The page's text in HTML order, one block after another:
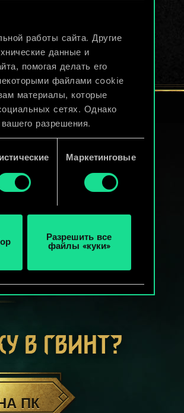
работы сайта. Другие
данные и
помогая делать его
файлами cookie
материалы, которые
сетях. Однако
разрешения.
используем ваши файлы
Маркетинговые
Разрешить все
файлы «куки»
В ГВИНТ?
ПК